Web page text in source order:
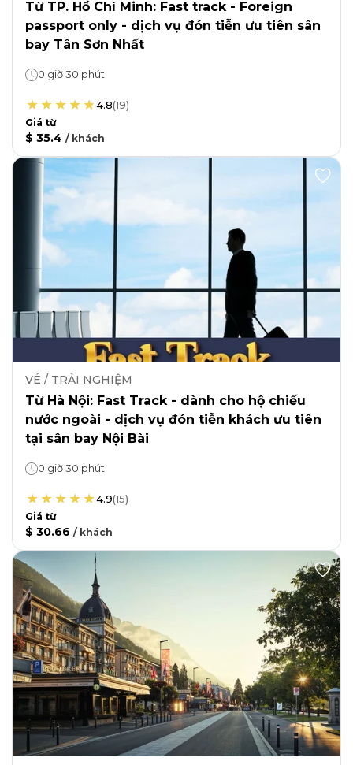
Từ TP. Hồ Chí Minh: Fast track - Foreign
passport only - dịch vụ đón tiễn ưu tiên sân
bay Tân Sơn Nhất
0 giờ 30 phút
4.8(19)
Giá từ
$ 35.4 / khách
VÉ / TRẢI NGHIỆM
Từ Hà Nội: Fast Track - dành cho hộ chiếu
nước ngoài - dịch vụ đón tiễn khách ưu tiên
tại sân bay Nội Bài
0 giờ 30 phút
4.9(15)
Giá từ
$ 30.66 / khách